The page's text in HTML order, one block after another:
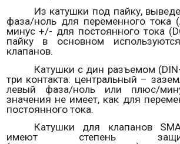
Из катушки под пайку,
фаза/ноль для переменного тока (
минус +/- для постоянного тока (
пайку в основном
клапанов.
Катушки с дин разъемом (DIN
три контакта: центральный –
левый фаза/ноль или плюс/
значения не имеет, как для
постоянного тока.
Катушки для клапанов
имеют степень